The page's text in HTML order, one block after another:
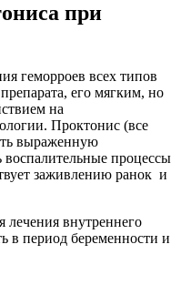
при
геморроев всех типов
его мягким, но
на
Проктонис (все
выраженную
воспалительные процессы
заживлению ранок и
лечения внутреннего
в период беременности и